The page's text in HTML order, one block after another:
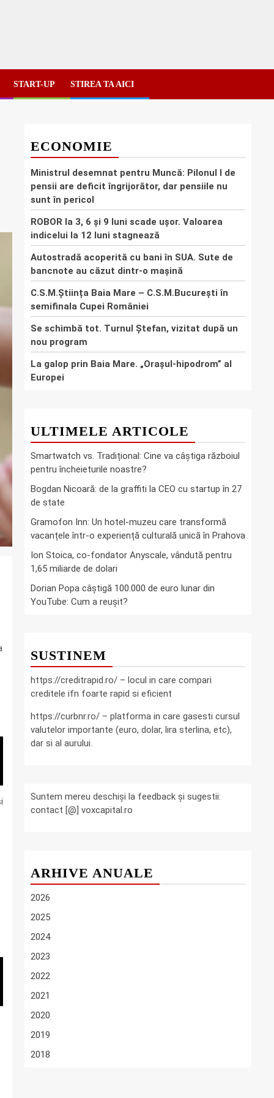
START-UP STIREA TA AICI
ECONOMIE
Ministrul desemnat pentru Muncă: Pilonul I de
pensii are deficit îngrijorător, dar pensiile nu
sunt în pericol
ROBOR la 3, 6 şi 9 luni scade uşor. Valoarea
indicelui la 12 luni stagnează
Autostradă acoperită cu bani în SUA. Sute de
bancnote au căzut dintr-o mașină
C.S.M.Știința Baia Mare – C.S.M.București în
semifinala Cupei României
Se schimbă tot. Turnul Ștefan, vizitat după un
nou program
La galop prin Baia Mare. „Orașul-hipodrom” al
Europei
ULTIMELE ARTICOLE
Smartwatch vs. Tradițional: Cine va câștiga războiul
pentru încheieturile noastre?
Bogdan Nicoară: de la graffiti la CEO cu startup în 27
de state
Gramofon Inn: Un hotel-muzeu care transformă
vacanțele într-o experiență culturală unică în Prahova
Ion Stoica, co-fondator Anyscale, vândută pentru
1,65 miliarde de dolari
Dorian Popa câștigă 100.000 de euro lunar din
YouTube: Cum a reușit?
SUSTINEM
https://creditrapid.ro/ – locul in care compari
creditele ifn foarte rapid si eficient
https://curbnr.ro/ – platforma in care gasesti cursul
valutelor importante (euro, dolar, lira sterlina, etc),
dar si al aurului.
Suntem mereu deschiși la feedback și sugestii:
contact [@] voxcapital.ro
ARHIVE ANUALE
2026
2025
2024
2023
2022
2021
2020
2019
2018